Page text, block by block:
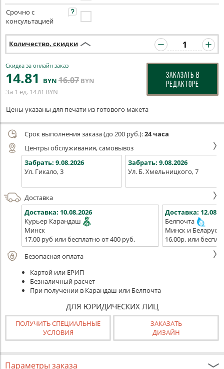
Срочно с
консультацией
Количество, скидки
Скидка за онлайн заказ
14.81 BYN 16.07BYN
За 1 ед. 14.81 BYN
ЗАКАЗАТЬ В
РЕДАКТОРЕ
Цены указаны для печати из готового макета
Срок выполнения заказа (до 200 руб.):24 часа
Центры обслуживания, самовывоз
Забрать: 9.08.2026
Ул. Гикало, 3
Забрать: 9.08.2026
Ул. Б. Хмельницкого, 7
Доставка
Доставка: 10.08.2026
Курьер Карандаш
Минск
17,00 руб или бесплатно от 400 руб.
Доставка:
Белпочта
Минск и Беларусь
16,00р. или
Безопасная оплата
Картой или ЕРИП
Безналичный расчет
При получении в Карандаш или Белпочта
ДЛЯ ЮРИДИЧЕСКИХ ЛИЦ
ПОЛУЧИТЬ СПЕЦИАЛЬНЫЕ
УСЛОВИЯ
ЗАКАЗАТЬ
ДИЗАЙН
Параметры заказа